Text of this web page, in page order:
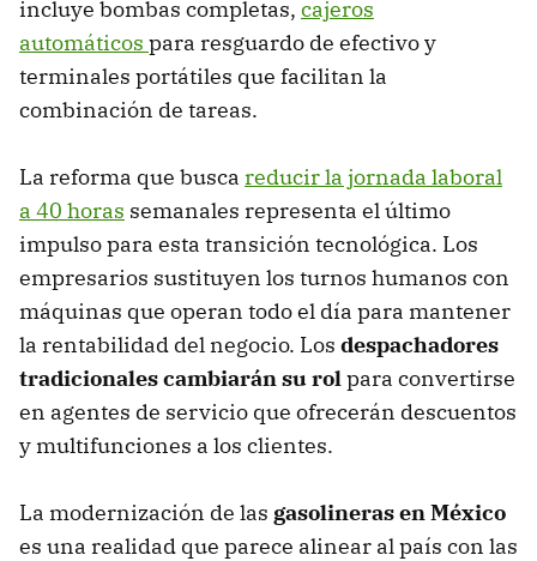
incluye bombas completas, cajeros
automáticos para resguardo de efectivo y
terminales portátiles que facilitan la
combinación de tareas.
La reforma que busca reducir la jornada laboral
a 40 horas semanales representa el último
impulso para esta transición tecnológica. Los
empresarios sustituyen los turnos humanos con
máquinas que operan todo el día para mantener
la rentabilidad del negocio. Los despachadores
tradicionales cambiarán su rolpara convertirse
en agentes de servicio que ofrecerán descuentos
y multifunciones a los clientes.
La modernización de las gasolineras en México
es una realidad que parece alinear al país con las